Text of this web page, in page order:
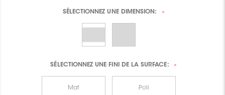
SÉLECTIONNEZ UNEDIMENSION: *
SÉLECTIONNEZ UNE FINI DE LA SURFACE: *
Mat Poli